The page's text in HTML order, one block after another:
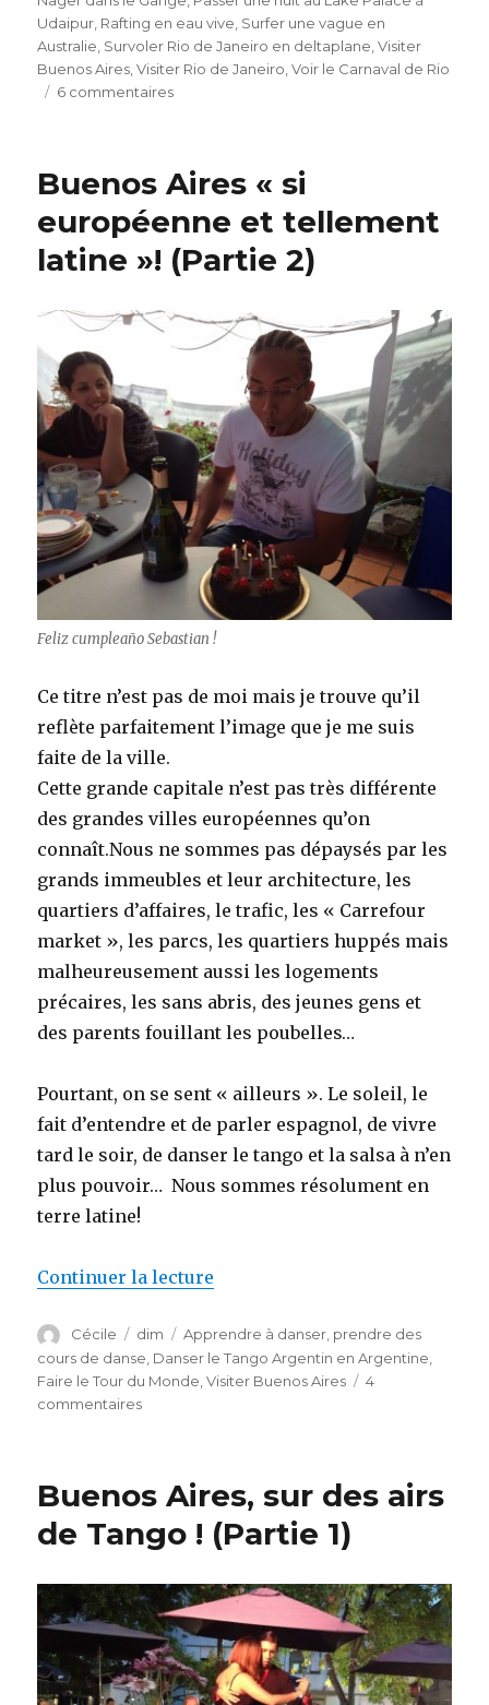
Udaipur Rafting en eau vive Surfer une vague en
Australie Survoler Rio de Janeiro en deltaplane ,Visiter
Buenos Aires ,Visiter Rio de Janeiro ,Voir le Carnaval de Rio
6 commentaires
notre
du
Monde
(et
la
demande
!)
Buenos Aires « si
européenne et tellement
latine »! (Partie 2)
Feliz cumpleaño Sebastian !
Ce titre n’est pas de moi mais je trouve qu’il
reflète parfaitement l’image que je me suis
faite de la ville.
Cette grande capitale n’est pas très différente
des grandes villes européennes qu’on
connaît.Nous ne sommes pas dépaysés par les
grands immeubles et leur architecture, les
quartiers d’affaires, le trafic, les « Carrefour
market », les parcs, les quartiers huppés mais
malheureusement aussi les logements
précaires, les sans abris, des jeunes gens et
des parents fouillant les poubelles…
Pourtant, on se sent « ailleurs ». Le soleil, le
fait d’entendre et de parler espagnol, de vivre
tard le soir, de danser le tango et la salsa à n’en
plus pouvoir… Nous sommes résolument en
terre latine!
Continuer la lecture
Auteur
Cécile
Publié
le
dim Catégories
Apprendre à danser, prendre des
cours de danse Danser le Tango Argentin en Argentine
Faire le Tour du Monde ,Visiter Buenos Aires
4
commentaires
européenne
tellement
(Partie
2)
Buenos Aires, sur des airs
de Tango ! (Partie 1)